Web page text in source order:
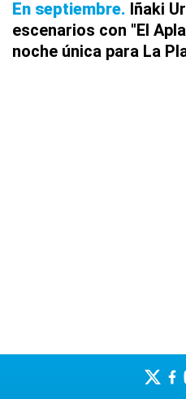
En septiembre Iñaki
escenarios con "El
noche única para La